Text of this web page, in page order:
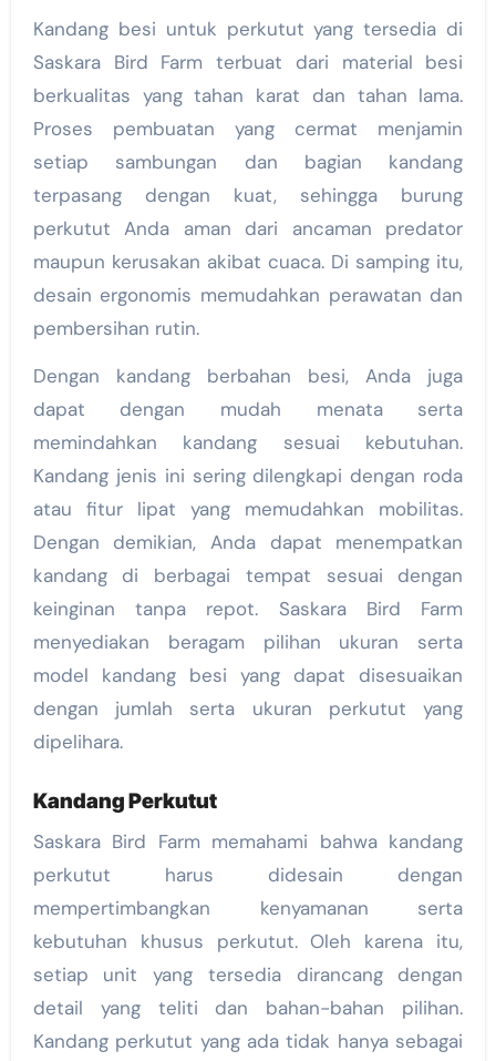
Kandang besi untuk perkutut yang tersedia di
Saskara Bird Farm terbuat dari material besi
berkualitas yang tahan karat dan tahan lama.
Proses pembuatan yang cermat menjamin
setiap sambungan dan bagian kandang
terpasang dengan kuat, sehingga burung
perkutut Anda aman dari ancaman predator
maupun kerusakan akibat cuaca. Di samping itu,
desain ergonomis memudahkan perawatan dan
pembersihan rutin.
Dengan kandang berbahan besi, Anda juga
dapat dengan mudah menata serta
memindahkan kandang sesuai kebutuhan.
Kandang jenis ini sering dilengkapi dengan roda
atau fitur lipat yang memudahkan mobilitas.
Dengan demikian, Anda dapat menempatkan
kandang di berbagai tempat sesuai dengan
keinginan tanpa repot. Saskara Bird Farm
menyediakan beragam pilihan ukuran serta
model kandang besi yang dapat disesuaikan
dengan jumlah serta ukuran perkutut yang
dipelihara.
Kandang Perkutut
Saskara Bird Farm memahami bahwa kandang
perkutut harus didesain dengan
mempertimbangkan kenyamanan serta
kebutuhan khusus perkutut. Oleh karena itu,
setiap unit yang tersedia dirancang dengan
detail yang teliti dan bahan-bahan pilihan.
Kandang perkutut yang ada tidak hanya sebagai